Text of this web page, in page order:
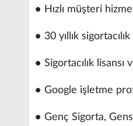
● Hızlı müşteri
● 30 yıllık
● Sigortacılık lisansı
● Google işletme
● Genç Sigorta,